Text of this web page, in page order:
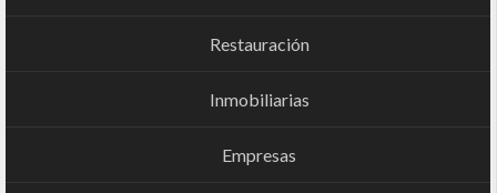
Restauración
Inmobiliarias
Empresas